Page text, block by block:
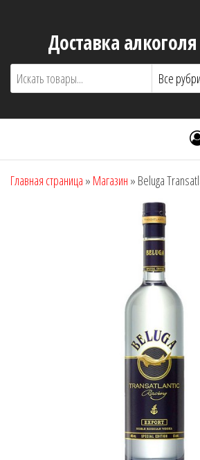
содержимомуДоставка
Главная страница » Магазин » Beluga